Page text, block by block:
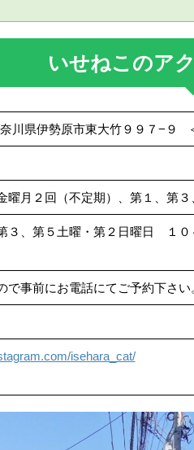
いせねこのア
奈川県伊勢原市東大竹９９７−
曜月２回（不定期）、第１、第
３、第５土曜・第２日曜日 １
で事前にお電話にてご予約下さ
isehara_cat/